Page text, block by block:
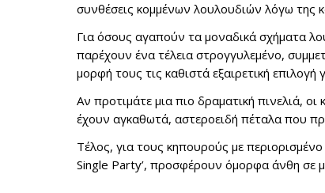
συνθέσεις κομμένων λουλουδιών λόγω της
Για όσους αγαπούν τα μοναδικά σχήματα
παρέχουν ένα τέλεια στρογγυλεμένο,
μορφή τους τις καθιστά εξαιρετική επιλογή
Αν προτιμάτε μια πιο δραματική πινελιά, οι
έχουν αγκαθωτά, αστεροειδή πέταλα που
Τέλος, για τους κηπουρούς με
Single Party’, προσφέρουν όμορφα άνθη σε